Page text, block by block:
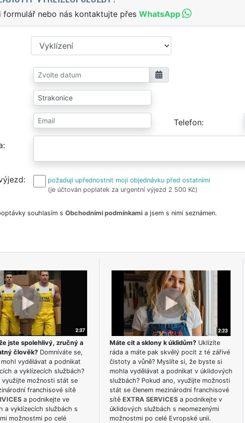
formulář nebo nás kontaktujte přes WhatsApp
Telefon
požaduji upřednostnit moji objednávku před ostatními
(je účtován poplatek za urgentní výjezd 2 500 Kč)
souhlasím s Obchodními podmínkamia jsem s nimi seznámen.
jste spolehlivý, zručný a
člověk?Domníváte se,
vydělávat a podnikat
a vyklízecích službách?
využijte možnosti stát se
franchisové sítě
a podnikejte ve
a vyklízecích službách s
možnostmi po celé
Máte cit a sklony k úklidům?Uklízíte
ráda a máte pak skvělý pocit z té zářivé
čistoty a vůně? Myslíte si, že byste si
mohla vydělávat a podnikat v úklidových
službách? Pokud ano, využijte možnosti
stát se členem mezinárodní franchisové
sítě EXTRA SERVICESa podnikejte v
úklidových službách s neomezenými
možnostmi po celé Evropské unii.